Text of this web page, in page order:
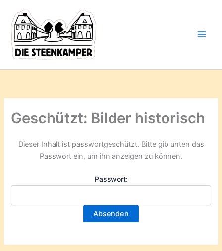
Inhalt
springen
Geschützt: Bilder historisch
Dieser Inhalt ist passwortgeschützt. Bitte gib unten das
Passwort ein, um ihn anzeigen zu können.
Passwort:
deine
Mail-
Adresse
ein ...